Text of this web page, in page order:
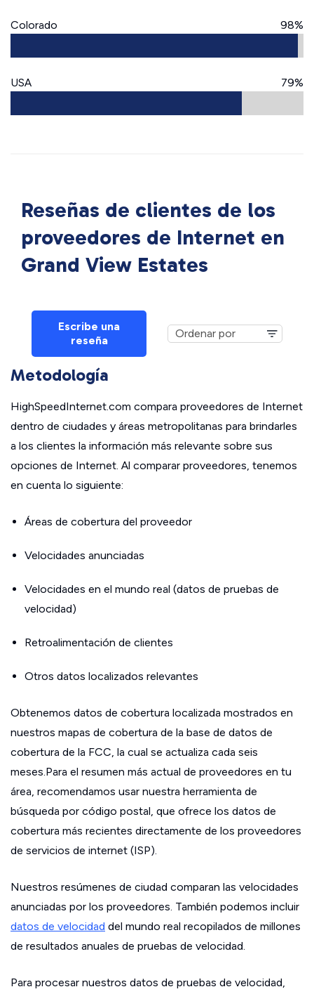
Colorado 98%
USA 79%
Reseñas de clientes de los
proveedores de Internet en
Grand View Estates
Escribe una
reseña
Metodología
HighSpeedInternet.com compara proveedores de Internet
dentro de ciudades y áreas metropolitanas para brindarles
a los clientes la información más relevante sobre sus
opciones de Internet. Al comparar proveedores, tenemos
en cuenta lo siguiente:
Áreas de cobertura del proveedor
Velocidades anunciadas
Velocidades en el mundo real (datos de pruebas de
velocidad)
Retroalimentación de clientes
Otros datos localizados relevantes
Obtenemos datos de cobertura localizada mostrados en
nuestros mapas de cobertura de la base de datos de
cobertura de la FCC, la cual se actualiza cada seis
meses.Para el resumen más actual de proveedores en tu
área, recomendamos usar nuestra herramienta de
búsqueda por código postal, que ofrece los datos de
cobertura más recientes directamente de los proveedores
de servicios de internet (ISP).
Nuestros resúmenes de ciudad comparan las velocidades
anunciadas por los proveedores. También podemos incluir
datos de velocidad del mundo real recopilados de millones
de resultados anuales de pruebas de velocidad.
Para procesar nuestros datos de pruebas de velocidad,